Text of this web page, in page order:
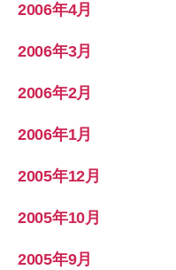
2006年4月
2006年3月
2006年2月
2006年1月
2005年12月
2005年10月
2005年9月